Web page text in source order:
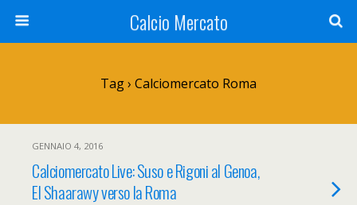
Calcio Mercato
Tag › Calciomercato Roma
GENNAIO 4, 2016
Calciomercato Live: Suso e Rigoni al Genoa,
El Shaarawy verso la Roma